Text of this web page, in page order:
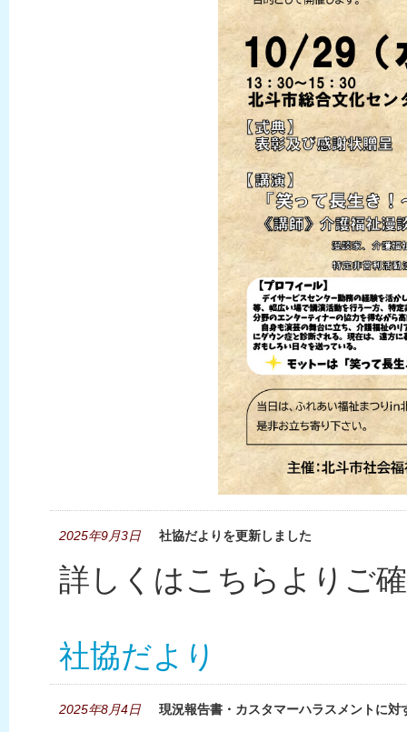
2025年9月3日 社協だよりを更新しました
詳しくはこちらよりご
社協だより
2025年8月4日 現況報告書・カスタマーハラスメントに対